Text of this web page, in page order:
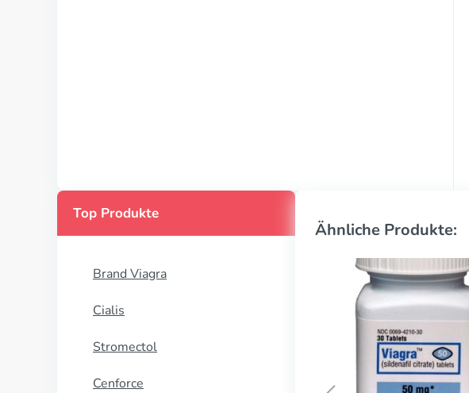
Top Produkte
Brand Viagra
Cialis
Stromectol
Cenforce
Ähnliche Produkte: